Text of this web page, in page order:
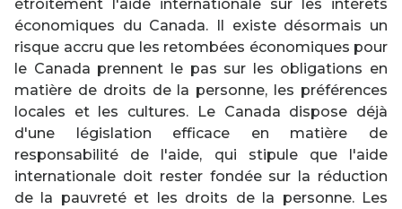
étroitement l'aide internationale sur les intérêts
économiques du Canada. Il existe désormais un
risque accru que les retombées économiques pour
le Canada prennent le pas sur les obligations en
matière de droits de la personne, les préférences
locales et les cultures. Le Canada dispose déjà
d'une législation efficace en matière de
responsabilité de l'aide, qui stipule que l'aide
internationale doit rester fondée sur la réduction
de la pauvreté et les droits de la personne. Les